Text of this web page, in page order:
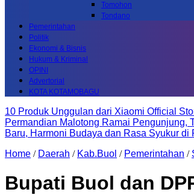
Tomohon
Tondano
Pemerintahan
Politik
Ekonomi & Bisnis
Hukum & Kriminal
OPINI
Advertorial
KOTA KOTAMOBAGU
10 Produk Unggulan dari Xiaomi Official
Permandian Malotong Ramai Pengunjung,
Baru, Harmoni Budaya dan Rasa Syukur di
Home / Daerah / Kab.Buol / Pemerintahan /
Bupati Buol dan